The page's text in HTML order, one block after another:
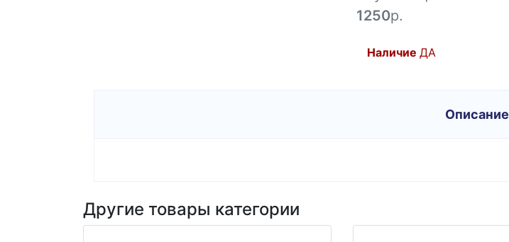
1250р.
Наличие ДА
Описание
Другие товары категории